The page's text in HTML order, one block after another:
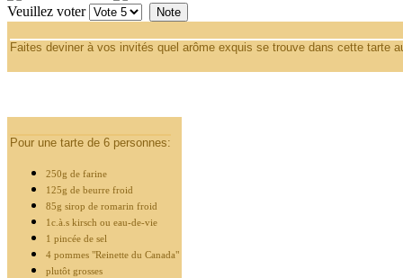
Veuillez voter
Faites deviner à vos invités quel arôme exquis se trouve dans cette tarte
Pour une tarte de 6 personnes:
250g de farine
125g de beurre froid
85g sirop de romarin froid
1c.à.s kirsch ou eau-de-vie
1 pincée de sel
4 pommes "Reinette du Canada"
plutôt grosses